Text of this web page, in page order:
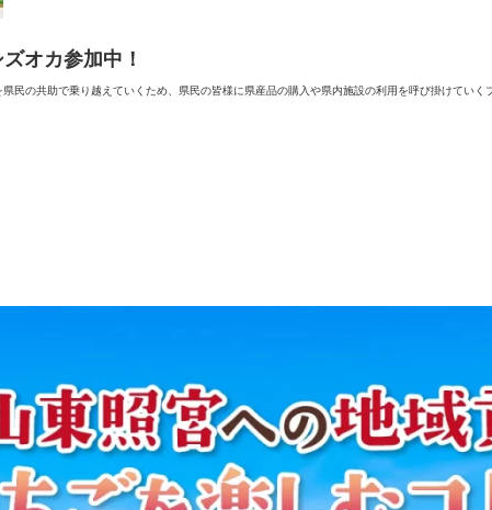
オカ参加中！
民の共助で乗り越えていくため、県民の皆様に県産品の購入や県内施設の利用を呼び掛けてい